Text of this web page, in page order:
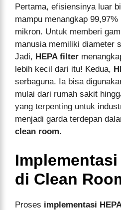
Pertama, efisiensinya luar
mampu menangkap
mikron. Untuk memberi
manusia memiliki diameter
Jadi, HEPA filter
lebih kecil dari itu! Kedua,
serbaguna. Ia bisa
mulai dari rumah sakit
yang terpenting untuk
menjadi garda terdepan
clean room.
di Clean
Proses implementasi